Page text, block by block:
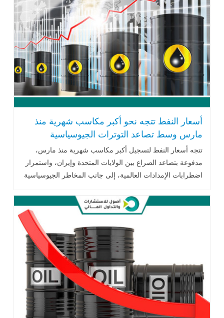
أسعار النفط تتجه نحو أكبر مكاسب شهرية منذ
مارس وسط تصاعد التوترات الجيوسياسية
وتقلبات الأسواق
تتجه أسعار النفط لتسجيل أكبر مكاسب شهرية منذ مارس،
مدفوعة بتصاعد الصراع بين الولايات المتحدة وإيران، واستمرار
اضطرابات الإمدادات العالمية، إلى جانب المخاطر الجيوسياسية